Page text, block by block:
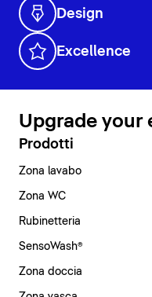
Design
Excellence
Upgrade your
Prodotti
Zona lavabo
Zona WC
Rubinetteria
SensoWash®
Zona doccia